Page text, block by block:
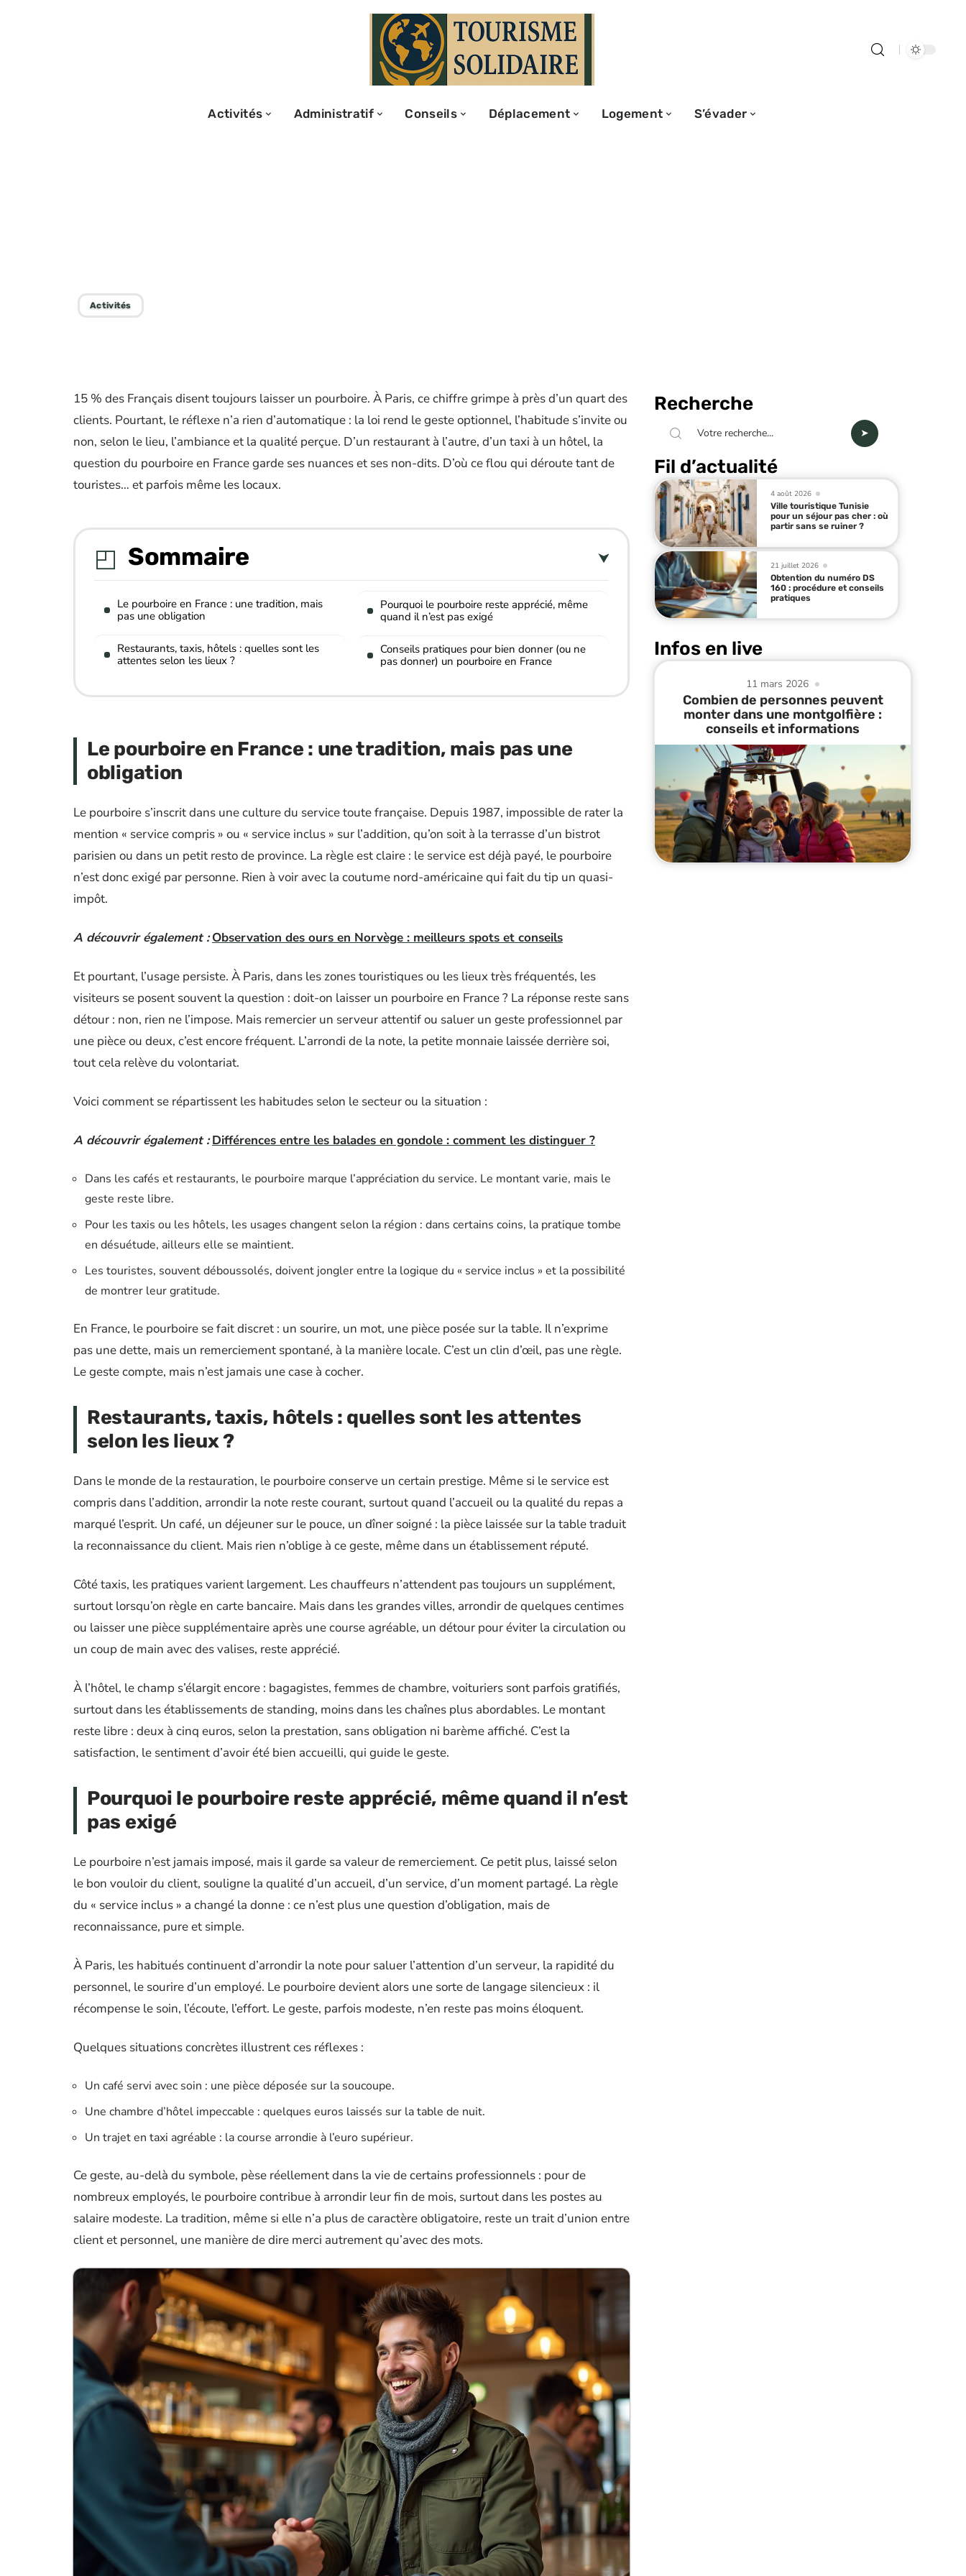
Activités Administratif Conseils Déplacement Logement S’évader
Activités
15 % des Français disent toujours laisser un pourboire. À Paris, ce chiffre grimpe à près d’un quart des
clients. Pourtant, le réflexe n’a rien d’automatique : la loi rend le geste optionnel, l’habitude s’invite ou
non, selon le lieu, l’ambiance et la qualité perçue. D’un restaurant à l’autre, d’un taxi à un hôtel, la
question du pourboire en France garde ses nuances et ses non-dits. D’où ce flou qui déroute tant de
touristes… et parfois même les locaux.
Sommaire
Le pourboire en France : une tradition, mais
pas une obligation
Restaurants, taxis, hôtels : quelles sont les
attentes selon les lieux ?
Pourquoi le pourboire reste apprécié, même
quand il n’est pas exigé
Conseils pratiques pour bien donner (ou ne
pas donner) un pourboire en France
Le pourboire en France : une tradition, mais pas une
obligation
Le pourboire s’inscrit dans une culture du service toute française. Depuis 1987, impossible de rater la
mention « service compris » ou « service inclus » sur l’addition, qu’on soit à la terrasse d’un bistrot
parisien ou dans un petit resto de province. La règle est claire : le service est déjà payé, le pourboire
n’est donc exigé par personne. Rien à voir avec la coutume nord-américaine qui fait du tip un quasi-
impôt.
A découvrir également : Observation des ours en Norvège : meilleurs spots et conseils
Et pourtant, l’usage persiste. À Paris, dans les zones touristiques ou les lieux très fréquentés, les
visiteurs se posent souvent la question : doit-on laisser un pourboire en France ? La réponse reste sans
détour : non, rien ne l’impose. Mais remercier un serveur attentif ou saluer un geste professionnel par
une pièce ou deux, c’est encore fréquent. L’arrondi de la note, la petite monnaie laissée derrière soi,
tout cela relève du volontariat.
Voici comment se répartissent les habitudes selon le secteur ou la situation :
A découvrir également : Différences entre les balades en gondole : comment les distinguer ?
Dans les cafés et restaurants, le pourboire marque l’appréciation du service. Le montant varie, mais le
geste reste libre.
Pour les taxis ou les hôtels, les usages changent selon la région : dans certains coins, la pratique tombe
en désuétude, ailleurs elle se maintient.
Les touristes, souvent déboussolés, doivent jongler entre la logique du « service inclus » et la possibilité
de montrer leur gratitude.
En France, le pourboire se fait discret : un sourire, un mot, une pièce posée sur la table. Il n’exprime
pas une dette, mais un remerciement spontané, à la manière locale. C’est un clin d’œil, pas une règle.
Le geste compte, mais n’est jamais une case à cocher.
Restaurants, taxis, hôtels : quelles sont les attentes
selon les lieux ?
Dans le monde de la restauration, le pourboire conserve un certain prestige. Même si le service est
compris dans l’addition, arrondir la note reste courant, surtout quand l’accueil ou la qualité du repas a
marqué l’esprit. Un café, un déjeuner sur le pouce, un dîner soigné : la pièce laissée sur la table traduit
la reconnaissance du client. Mais rien n’oblige à ce geste, même dans un établissement réputé.
Côté taxis, les pratiques varient largement. Les chauffeurs n’attendent pas toujours un supplément,
surtout lorsqu’on règle en carte bancaire. Mais dans les grandes villes, arrondir de quelques centimes
ou laisser une pièce supplémentaire après une course agréable, un détour pour éviter la circulation ou
un coup de main avec des valises, reste apprécié.
À l’hôtel, le champ s’élargit encore : bagagistes, femmes de chambre, voituriers sont parfois gratifiés,
surtout dans les établissements de standing, moins dans les chaînes plus abordables. Le montant
reste libre : deux à cinq euros, selon la prestation, sans obligation ni barème affiché. C’est la
satisfaction, le sentiment d’avoir été bien accueilli, qui guide le geste.
Pourquoi le pourboire reste apprécié, même quand il n’est
pas exigé
Le pourboire n’est jamais imposé, mais il garde sa valeur de remerciement. Ce petit plus, laissé selon
le bon vouloir du client, souligne la qualité d’un accueil, d’un service, d’un moment partagé. La règle
du « service inclus » a changé la donne : ce n’est plus une question d’obligation, mais de
reconnaissance, pure et simple.
À Paris, les habitués continuent d’arrondir la note pour saluer l’attention d’un serveur, la rapidité du
personnel, le sourire d’un employé. Le pourboire devient alors une sorte de langage silencieux : il
récompense le soin, l’écoute, l’effort. Le geste, parfois modeste, n’en reste pas moins éloquent.
Quelques situations concrètes illustrent ces réflexes :
Un café servi avec soin : une pièce déposée sur la soucoupe.
Une chambre d’hôtel impeccable : quelques euros laissés sur la table de nuit.
Un trajet en taxi agréable : la course arrondie à l’euro supérieur.
Ce geste, au-delà du symbole, pèse réellement dans la vie de certains professionnels : pour de
nombreux employés, le pourboire contribue à arrondir leur fin de mois, surtout dans les postes au
salaire modeste. La tradition, même si elle n’a plus de caractère obligatoire, reste un trait d’union entre
client et personnel, une manière de dire merci autrement qu’avec des mots.
Recherche
Fil d’actualité
4 août 2026
Ville touristique Tunisie
pour un séjour pas cher : où
partir sans se ruiner ?
21 juillet 2026
Obtention du numéro DS
160 : procédure et conseils
pratiques
Infos en live
11 mars 2026
Combien de personnes peuvent
monter dans une montgolfière :
conseils et informations